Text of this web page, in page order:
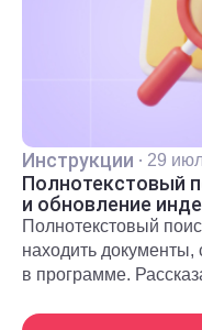
Инструкции · 29
Полнотекстовый
и обновление
Полнотекстовый
находить документы,
в программе.